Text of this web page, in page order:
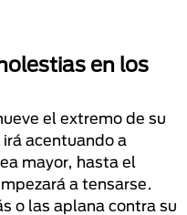
en los
el extremo de su
acentuando a
mayor, hasta el
a tensarse.
o las aplana contra su